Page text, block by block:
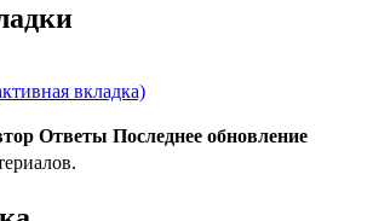
вкладка)
Ответы Последнее обновление